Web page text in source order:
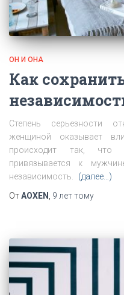
ОН И ОНА
Как
Степень серьезности
женщиной оказывает
происходит так, что
привязывается к
независимость.
(далее…)
ОтAOXEN 9 леттому